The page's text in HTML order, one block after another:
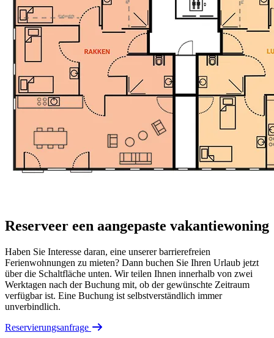
Reserveer een aangepaste vakantiewoning
Haben Sie Interesse daran, eine unserer barrierefreien
Ferienwohnungen zu mieten? Dann buchen Sie Ihren Urlaub jetzt
über die Schaltfläche unten. Wir teilen Ihnen innerhalb von zwei
Werktagen nach der Buchung mit, ob der gewünschte Zeitraum
verfügbar ist. Eine Buchung ist selbstverständlich immer
unverbindlich.
Reservierungsanfrage